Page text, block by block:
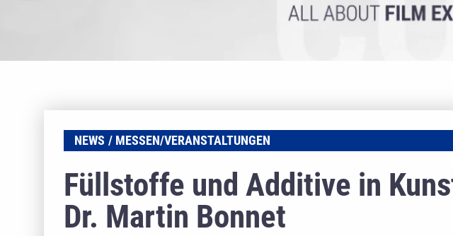
NEWS MESSEN/VERANSTALTUNGEN
Füllstoffe und Additive in
Dr. Martin Bonnet